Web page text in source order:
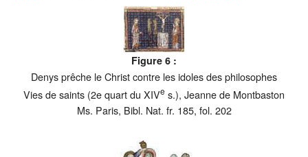
Figure 6 :
Denys prêche le Christ contre les idoles des philosophes
Vies de saints (2e quart du XIVe s.), Jeanne de Montbaston
Ms. Paris, Bibl. Nat. fr. 185, fol. 202